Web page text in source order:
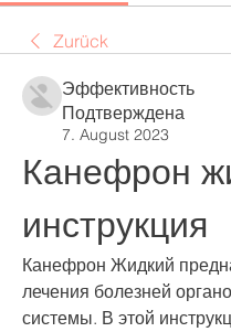
Zurück
Эффективность
Подтверждена
7. August 2023
Канефрон
инструкция
Канефрон Жидкий
лечения болезней
системы. В этой